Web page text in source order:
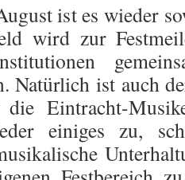
ist es wieder
wird zur
Natürlich ist auch
Eintracht-
einiges zu,